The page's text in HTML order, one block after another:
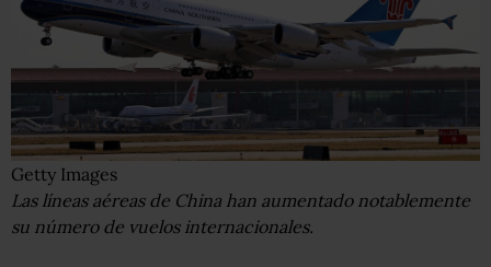
Getty Images
Las líneas aéreas de China han aumentado notablemente
su número de vuelos internacionales.